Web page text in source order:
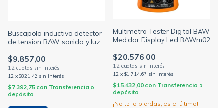
Buscapolo inductivo detector
de tension BAW sonido y luz
$9.857,00
12 x $821,42 sin interés
$7.392,75 con Transferencia o
depósito
Multimetro Tester Digital BAW
Medidor Display Led BAWm02
$20.576,00
12 x $1.714,67 sin interés
$15.432,00 con Transferencia o
depósito
¡No te lo pierdas, es el último!